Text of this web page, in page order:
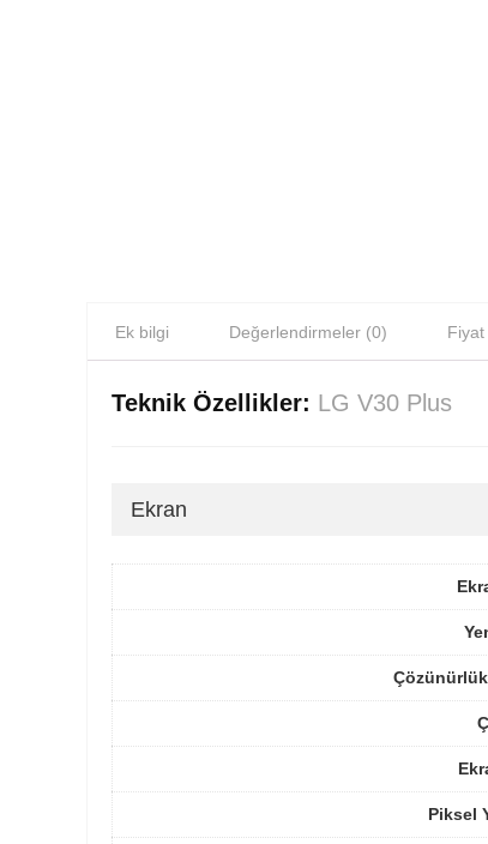
Ek bilgi Değerlendirmeler (0)
Teknik Özellikler: LG V30 Plus
Ekran
Piksel